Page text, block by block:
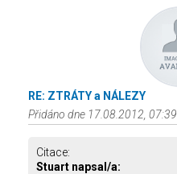
RE: ZTRÁTY a NÁLEZY
Přidáno dne 17.08.2012, 07:39
Citace:
Stuart napsal/a: